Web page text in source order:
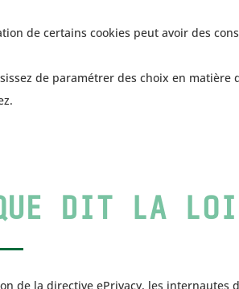
de certains cookies peut avoir des
de paramétrer des choix en
DIT LA
de la directive ePrivacy, lesMENU